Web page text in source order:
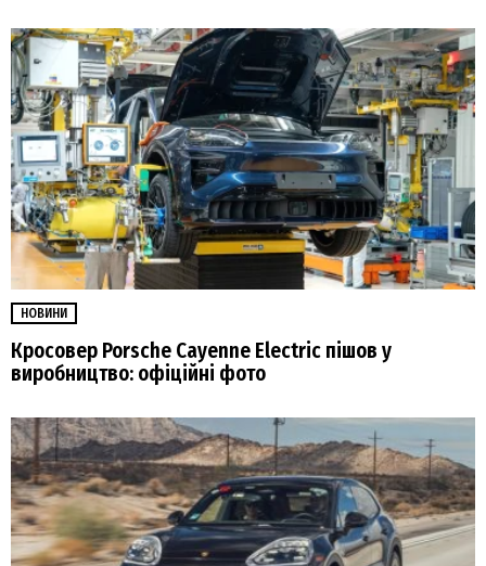
НОВИНИ
Кросовер Porsche Cayenne Electric пішов у
виробництво: офіційні фото